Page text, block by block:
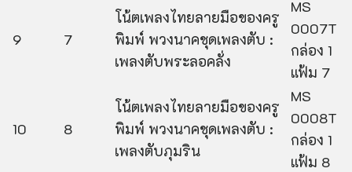
9 7
โน้ตเพลงไทยลายมือของครู
พิมพ์ พวงนาคชุดเพลงตับ :
เพลงตับพระลอคลั่ง
MS
0007T
กล่อง 1
แฟ้ม 7
10 8
โน้ตเพลงไทยลายมือของครู
พิมพ์ พวงนาคชุดเพลงตับ :
เพลงตับภุมริน
MS
0008T
กล่อง 1
แฟ้ม 8